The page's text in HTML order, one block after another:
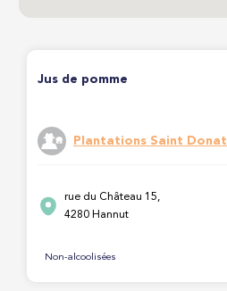
Jus de pomme
Plantations Saint Donat
rue du Château 15,
4280 Hannut
Non-alcoolisées